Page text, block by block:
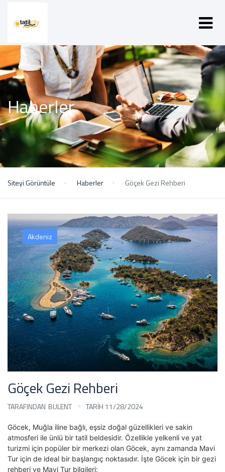
Haberler
Siteyi Görüntüle Haberler Göçek Gezi Rehberi
Akdeniz
Göçek Gezi Rehberi
TARAFINDAN BULENT TARİH 11/28/2024
Göcek, Muğla iline bağlı, eşsiz doğal güzellikleri ve sakin
atmosferi ile ünlü bir tatil beldesidir. Özellikle yelkenli ve yat
turizmi için popüler bir merkezi olan Göcek, aynı zamanda Mavi
Tur için de ideal bir başlangıç noktasıdır. İşte Göcek için bir gezi
rehberi ve Mavi Tur bilgileri: